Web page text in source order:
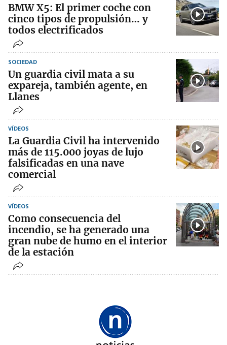
BMW X5: El primer coche con
cinco tipos de propulsión… y
todos electrificados
SOCIEDAD
Un guardia civil mata a su
expareja, también agente, en
Llanes
VÍDEOS
La Guardia Civil ha intervenido
más de 115.000 joyas de lujo
falsificadas en una nave
comercial
VÍDEOS
Como consecuencia del
incendio, se ha generado una
gran nube de humo en el interior
de la estación